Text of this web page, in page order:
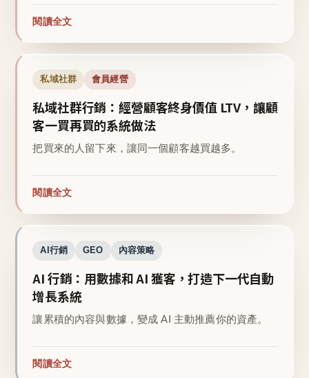
閱讀全文
私域社群 會員經營
私域社群行銷：經營顧客終身價值 LTV，讓顧
客一買再買的系統做法
把買來的人留下來，讓同一個顧客越買越多。
閱讀全文
AI行銷 GEO 內容策略
AI 行銷：用數據和 AI 獲客，打造下一代自動
增長系統
讓累積的內容與數據，變成 AI 主動推薦你的資產。
閱讀全文